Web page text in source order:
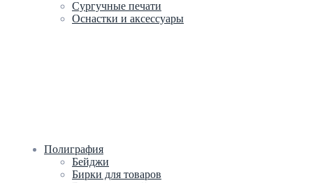
Сургучные печати
Оснастки и аксессуары
Полиграфия
Бейджи
Бирки для товаров